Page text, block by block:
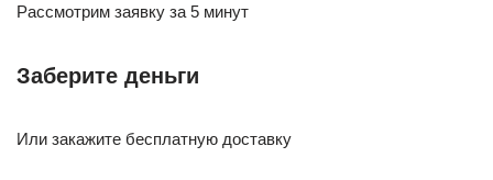
Рассмотрим заявку за 5 минут
Заберите деньги
Или закажите бесплатную доставку